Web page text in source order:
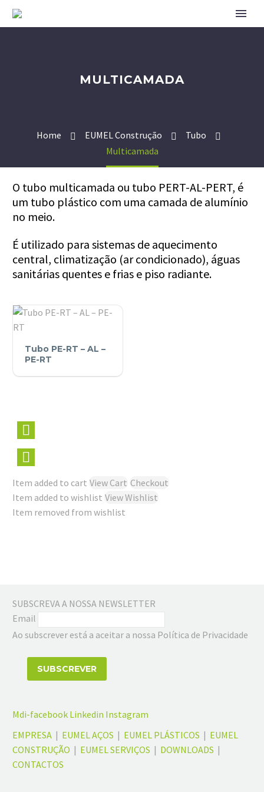
MULTICAMADA
Home EUMEL Construção
Tubo
Multicamada
O tubo multicamada ou tubo PERT-AL-PERT, é
um tubo plástico com uma camada de alumínio
no meio.
É utilizado para sistemas de aquecimento
central, climatização (ar condicionado), águas
sanitárias quentes e frias e piso radiante.
PE-
RT
PE-
Tubo PE-RT – AL –
PE-RT
Item added to cart View Cart Checkout
Item added to wishlist View Wishlist
Item removed from wishlist
SUBSCREVA A NOSSA NEWSLETTER
Email
Ao subscrever está a aceitar a nossa Política de Privacidade
Mdi-facebook Linkedin Instagram
EMPRESA | EUMEL AÇOS | EUMEL PLÁSTICOS | EUMEL
CONSTRUÇÃO | EUMEL SERVIÇOS | DOWNLOADS |
CONTACTOS